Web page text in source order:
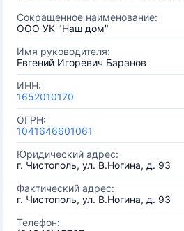
Сокращенное наименование:
ООО УК "Наш дом"
Имя руководителя:
Евгений Игоревич Баранов
ИНН:
1652010170
ОГРН:
1041646601061
Юридический адрес:
г. Чистополь, ул. В.Ногина, д. 93
Фактический адрес:
г. Чистополь, ул. В.Ногина, д. 93
Телефон: